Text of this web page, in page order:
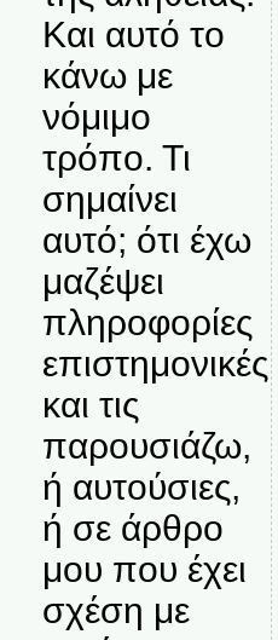
Και αυτό το
κάνω με
νόμιμο
τρόπο. Τι
σημαίνει
αυτό; ότι έχω
μαζέψει
πληροφορίες
επιστημονικές
και τις
παρουσιάζω,
ή αυτούσιες,
ή σε άρθρο
μου που έχει
σχέση με